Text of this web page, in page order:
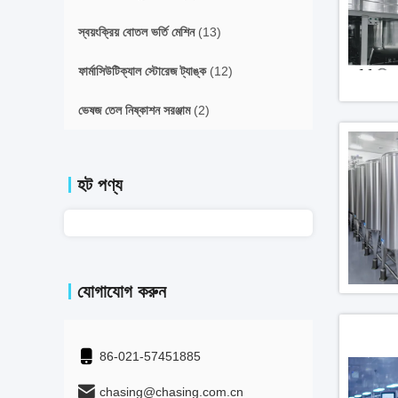
স্বয়ংক্রিয় বোতল ভর্তি মেশিন(13)
ফার্মাসিউটিক্যাল স্টোরেজ ট্যাঙ্ক(12)
ভেষজ তেল নিষ্কাশন সরঞ্জাম(2)
হট পণ্য
যোগাযোগ করুন
86-021-57451885
chasing@chasing.com.cn